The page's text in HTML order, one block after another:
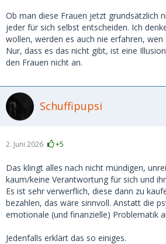
Ob man diese Frauen jetzt grundsätzlich
jeder für sich selbst entscheiden. Ich
wollen, werden es auch nie erfahren, wen
Nur, dass es das nicht gibt, ist eine
den Frauen nicht an.
Schuffipupsi
2. Juni 2026 +5
Das klingt alles nach nicht mündigen,
kaum/keine Verantwortung für sich und
Es ist sehr verwerflich, diese dann zu
bezahlen, das wäre sinnvoll. Anstatt die
emotionale (und finanzielle) Problematik
Jedenfalls erklärt das so einiges.